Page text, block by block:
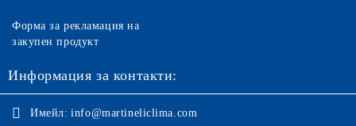
Форма за рекламация на
закупен продукт
Информация за контакти:
Имейл: info@martineliclima.com